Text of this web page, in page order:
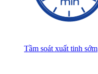
Tầm soát xuất tinh sớm